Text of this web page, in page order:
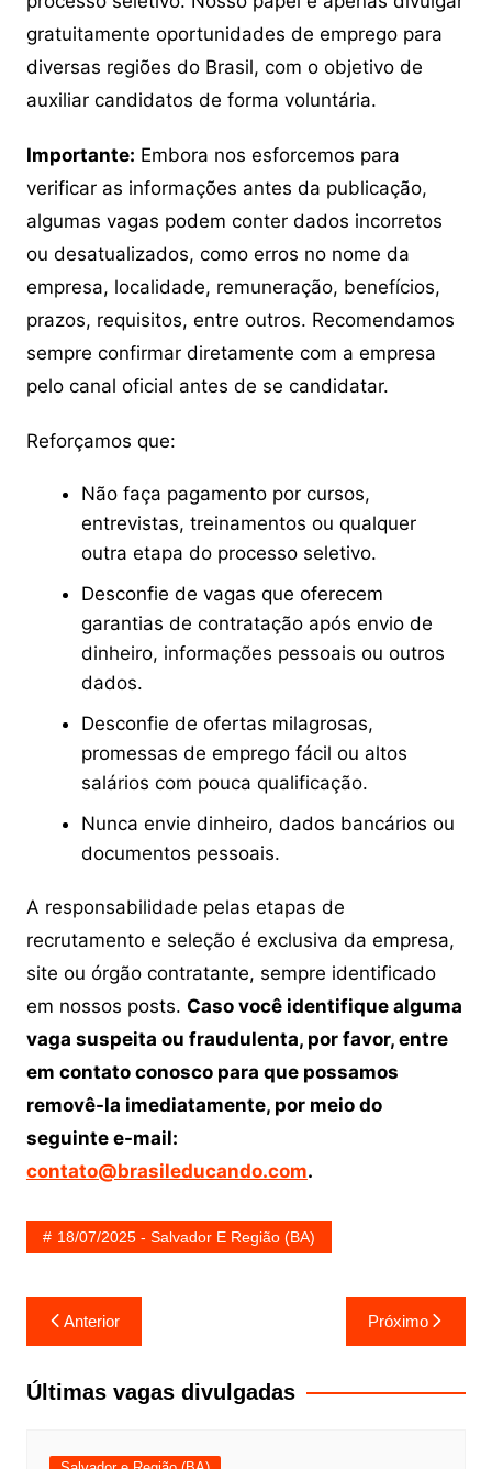
gratuitamente oportunidades de emprego para
diversas regiões do Brasil, com o objetivo de
auxiliar candidatos de forma voluntária.
Importante: Embora nos esforcemos para
verificar as informações antes da publicação,
algumas vagas podem conter dados incorretos
ou desatualizados, como erros no nome da
empresa, localidade, remuneração, benefícios,
prazos, requisitos, entre outros. Recomendamos
sempre confirmar diretamente com a empresa
pelo canal oficial antes de se candidatar.
Reforçamos que:
Não faça pagamento por cursos,
entrevistas, treinamentos ou qualquer
outra etapa do processo seletivo.
Desconfie de vagas que oferecem
garantias de contratação após envio de
dinheiro, informações pessoais ou outros
dados.
Desconfie de ofertas milagrosas,
promessas de emprego fácil ou altos
salários com pouca qualificação.
Nunca envie dinheiro, dados bancários ou
documentos pessoais.
A responsabilidade pelas etapas de
recrutamento e seleção é exclusiva da empresa,
site ou órgão contratante, sempre identificado
em nossos posts. Caso você identifique alguma
vaga suspeita ou fraudulenta, por favor, entre
em contato conosco para que possamos
removê-la imediatamente, por meio do
seguinte e-mail:
contato@brasileducando.com.
18/07/2025 - Salvador E Região (BA)
Navegação
de
Post
Anterior Próximo
Últimas vagas divulgadas